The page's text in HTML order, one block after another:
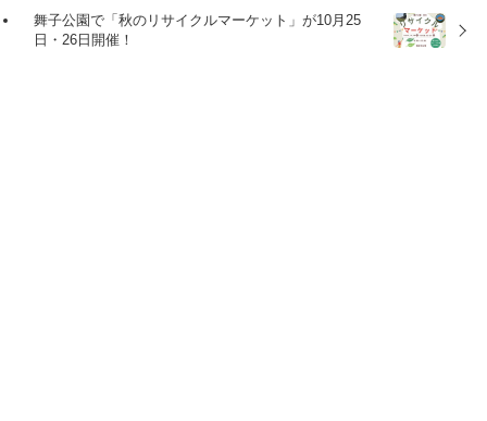
舞子公園で「秋のリサイクルマーケット」が10月25
日・26日開催！